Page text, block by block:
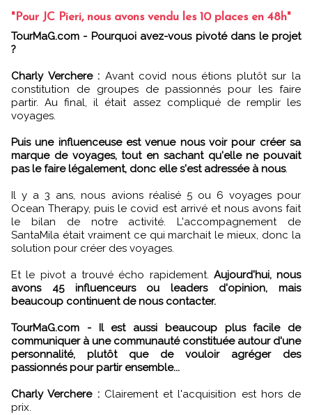
"Pour JC Pieri, nous avons vendu les 10 places en 48h"
TourMaG.com - Pourquoi avez-vous pivoté dans le projet
?
Charly Verchere : Avant covid nous étions plutôt sur la
constitution de groupes de passionnés pour les faire
partir. Au final, il était assez compliqué de remplir les
voyages.
Puis une influenceuse est venue nous voir pour créer sa
marque de voyages, tout en sachant qu'elle ne pouvait
pas le faire légalement, donc elle s'est adressée à nous.
Il y a 3 ans, nous avions réalisé 5 ou 6 voyages pour
Ocean Therapy, puis le covid est arrivé et nous avons fait
le bilan de notre activité. L'accompagnement de
SantaMila était vraiment ce qui marchait le mieux, donc la
solution pour créer des voyages.
Et le pivot a trouvé écho rapidement. Aujourd'hui, nous
avons 45 influenceurs ou leaders d'opinion, mais
beaucoup continuent de nous contacter.
TourMaG.com - Il est aussi beaucoup plus facile de
communiquer à une communauté constituée autour d'une
personnalité, plutôt que de vouloir agréger des
passionnés pour partir ensemble...
Charly Verchere :Clairement et l'acquisition est hors de
prix.